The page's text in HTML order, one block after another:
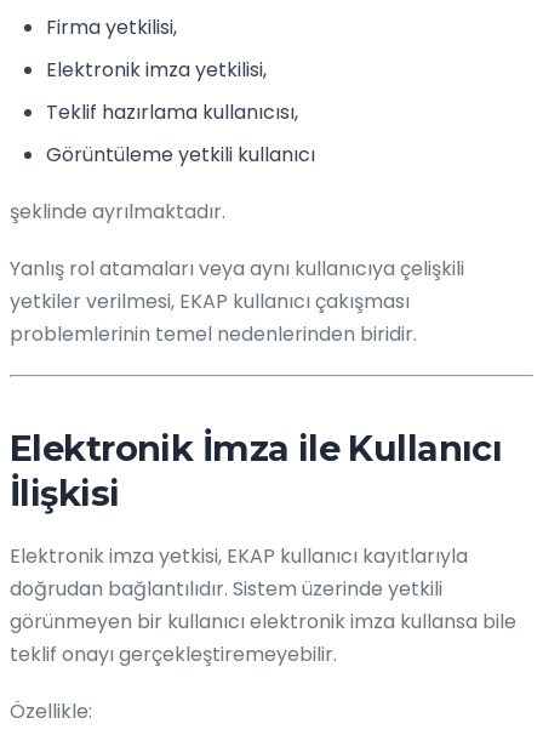
Firma yetkilisi,
Elektronik imza yetkilisi,
Teklif hazırlama kullanıcısı,
Görüntüleme yetkili kullanıcı
şeklinde ayrılmaktadır.
Yanlış rol atamaları veya aynı kullanıcıya çelişkili
yetkiler verilmesi, EKAP kullanıcı çakışması
problemlerinin temel nedenlerinden biridir.
Elektronik İmza ile Kullanıcı
İlişkisi
Elektronik imza yetkisi, EKAP kullanıcı kayıtlarıyla
doğrudan bağlantılıdır. Sistem üzerinde yetkili
görünmeyen bir kullanıcı elektronik imza kullansa bile
teklif onayı gerçekleştiremeyebilir.
Özellikle: